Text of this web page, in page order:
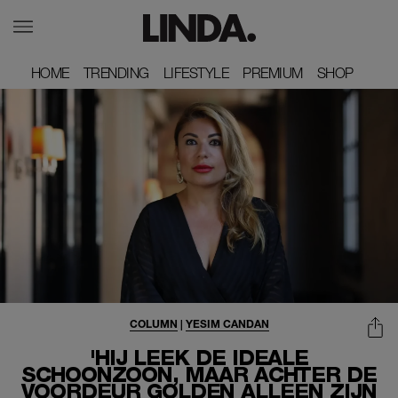
HOME
HOME TRENDING
TRENDING LIFESTYLE
LIFESTYLE PREMIUM
PREMIUM SHOP
SHOP
'HIJ LEEK DE IDEALE
SCHOONZOON, MAAR ACHTER DE
VOORDEUR GOLDEN ALLEEN ZIJN
COLUMN | YESIM CANDAN